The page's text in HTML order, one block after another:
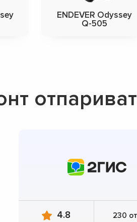
ENDEVER Odyssey
Q-505
4.8 230